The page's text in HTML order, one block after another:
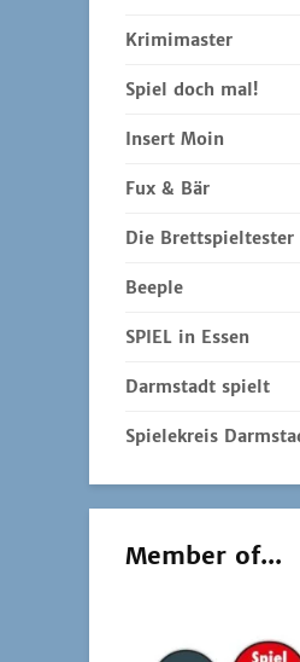
Krimimaster
Spiel doch mal!
Insert Moin
Fux & Bär
Die Brettspieltester
Beeple
SPIEL in Essen
Darmstadt spielt
Spielekreis
Member of...